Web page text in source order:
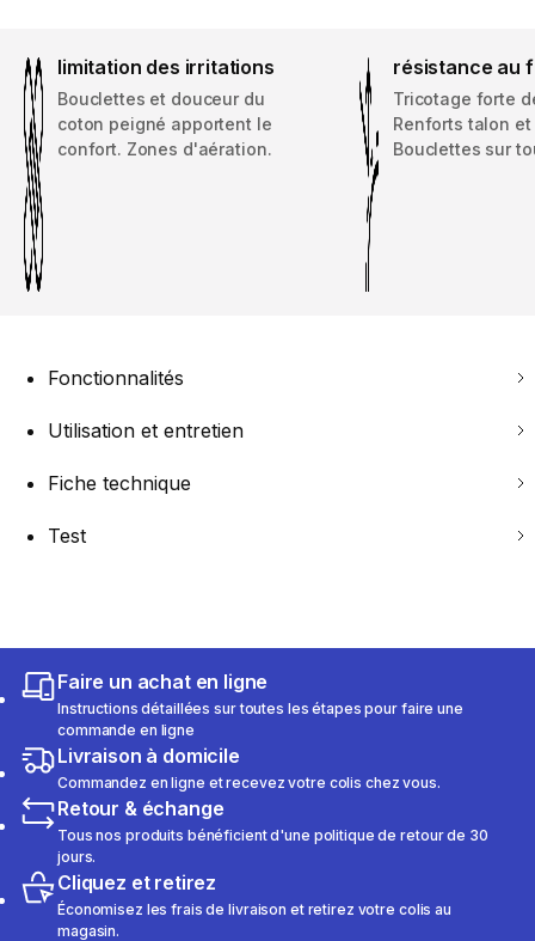
limitation des irritations
Bouclettes et douceur du
coton peigné apportent le
confort. Zones d'aération.
résistance au
Tricotage forte
Renforts talon
Bouclettes sur
Fonctionnalités
Utilisation et entretien
Fiche technique
Test
Faire un achat en ligne
Instructions détaillées sur toutes les étapes pour faire une
commande en ligne
Livraison à domicile
Commandez en ligne et recevez votre colis chez vous.
Retour & échange
Tous nos produits bénéficient d'une politique de retour de 30
jours.
Cliquez et retirez
Économisez les frais de livraison et retirez votre colis au
magasin.